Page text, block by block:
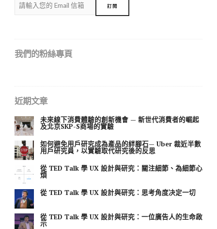
我們的粉絲專頁
近期文章
未來線下消費體驗的創新機會 — 新世代消費者的崛起
及北京SKP-S商場的實驗
如何避免用戶研究成為產品的絆腳石— Uber 裁近半數
用戶研究員，以實驗取代研究後的反思
從 TED Talk 學 UX 設計與研究：關注細節、為細節心
煩
從 TED Talk 學 UX 設計與研究：思考角度决定一切
從 TED Talk 學 UX 設計與研究：一位廣告人的生命啟
示